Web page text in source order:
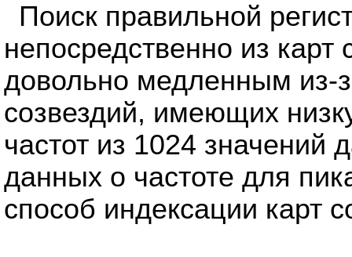
Поиск правильной
непосредственно из
довольно медленным из-
созвездий, имеющих
частот из 1024 значений
данных о частоте для
способ индексации карт